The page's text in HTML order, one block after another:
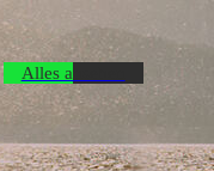
Alles ansehen